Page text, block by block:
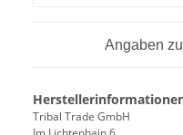
Angaben
Tribal Trade GmbH